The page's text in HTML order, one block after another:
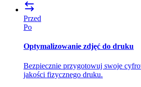
Przed
Po
Optymalizowanie zdjęć do druku
Bezpiecznie przygotowuj swoje
jakości fizycznego druku.